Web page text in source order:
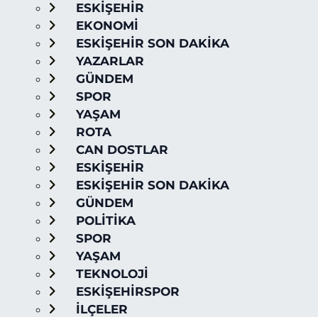
ESKİŞEHİR
EKONOMİ
ESKİŞEHİR SON DAKİKA
YAZARLAR
GÜNDEM
SPOR
YAŞAM
ROTA
CAN DOSTLAR
ESKİŞEHİR
ESKİŞEHİR SON DAKİKA
GÜNDEM
POLİTİKA
SPOR
YAŞAM
TEKNOLOJİ
ESKİŞEHİRSPOR
İLÇELER